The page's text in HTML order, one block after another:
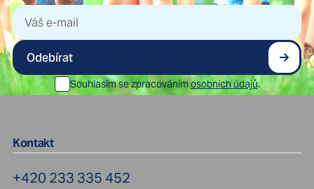
Odebírat
Souhlasím se zpracovánímosobních údajů.
Kontakt
+420 233 335 452